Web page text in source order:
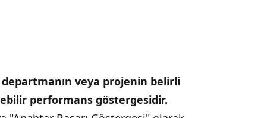
veya projenin belirli
performans göstergesidir.